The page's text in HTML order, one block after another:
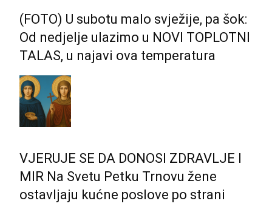
(FOTO) U subotu malo svježije, pa šok:
Od nedjelje ulazimo u NOVI TOPLOTNI
TALAS, u najavi ova temperatura
VJERUJE SE DA DONOSI ZDRAVLJE I
MIR Na Svetu Petku Trnovu žene
ostavljaju kućne poslove po strani